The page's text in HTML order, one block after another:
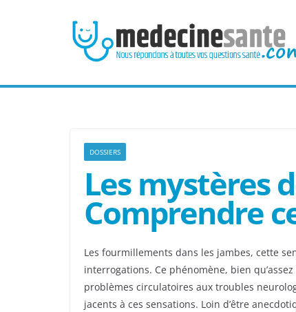
DOSSIERS
Les mystères
Comprendre
Les fourmillements dans les jambes, cette
interrogations. Ce phénomène, bien
problèmes circulatoires aux troubles
jacents à ces sensations. Loin d’être